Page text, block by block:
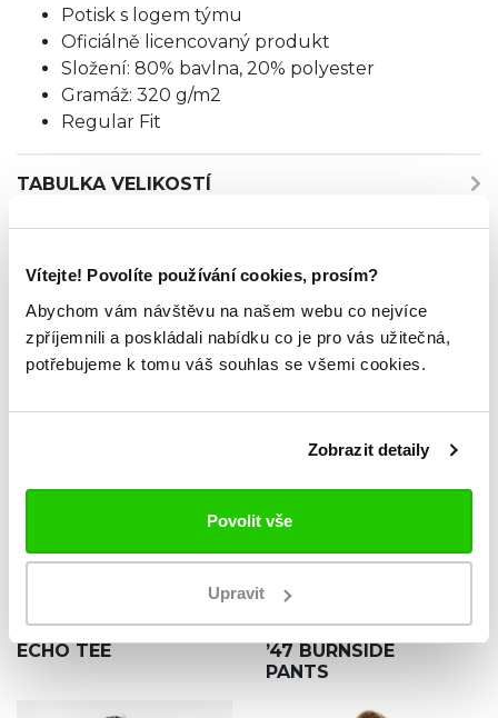
Vítejte! Povolíte používání cookies, prosím?
Abychom vám návštěvu na našem webu co nejvíce
zpříjemnili a poskládali nabídku co je pro vás užitečná,
potřebujeme k tomu váš souhlas se všemi cookies.
Zobrazit detaily
Povolit vše
Upravit
Potisk s logem týmu
Oficiálně licencovaný produkt
Složení: 80% bavlna, 20% polyester
Gramáž: 320 g/m2
Regular Fit
TABULKA VELIKOSTÍ
ZKOUKNI TAKÉ TYTO.
NOVINKA
KRAKEN ’47
ECHO TEE
NHL BOSTON
BRUINS IMPRINT
’47 BURNSIDE
PANTS
Kč